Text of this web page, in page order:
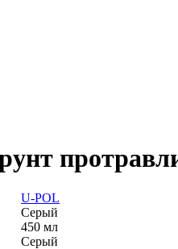
U-POL
Серый
450 мл
Серый